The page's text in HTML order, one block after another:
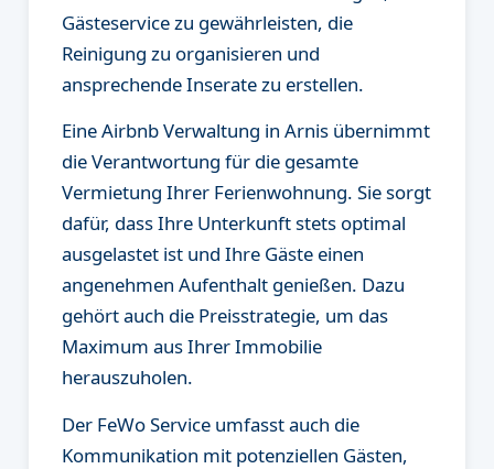
Gästeservice zu gewährleisten, die
Reinigung zu organisieren und
ansprechende Inserate zu erstellen.
Eine Airbnb Verwaltung in Arnis übernimmt
die Verantwortung für die gesamte
Vermietung Ihrer Ferienwohnung. Sie sorgt
dafür, dass Ihre Unterkunft stets optimal
ausgelastet ist und Ihre Gäste einen
angenehmen Aufenthalt genießen. Dazu
gehört auch die Preisstrategie, um das
Maximum aus Ihrer Immobilie
herauszuholen.
Der FeWo Service umfasst auch die
Kommunikation mit potenziellen Gästen,